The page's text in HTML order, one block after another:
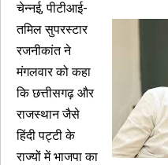
चेन्नई, पीटीआई-
तमिल सुपरस्टार
रजनीकांत ने
मंगलवार को कहा
कि छत्तीसगढ़ और
राजस्थान जैसे
हिंदी पट्टी के
राज्यों में भाजपा का